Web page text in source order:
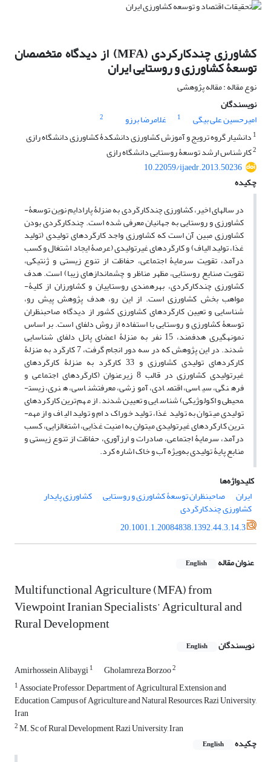
کشاورزی چندکارکردی (MFA) از دیدگاه متخصصان
توسعۀ کشاورزی و روستایی ایران
نوع مقاله : مقاله پژوهشی
نویسندگان
امیرحسین علی بیگی
1 غلامرضا برزو
2
1 دانشیار گروه ترویج و آموزش کشاورزی دانشکدۀ کشاورزی دانشگاه رازی
2کارشناس ارشد توسعۀ روستایی دانشگاه رازی
10.22059/ijaedr.2013.50236
چکیده
در سال­های اخیر، کشاورزی چندکارکَردی به منزلۀ پارادایم نوین توسعۀ­
کشاورزی و روستایی به جهانیان معرفی شده است. چندکارکَردی­ بودن
کشاورزی مبین آن است که کشاورزی واجد کارکَردهای تولیدی (تولید
غذا، تولید الیاف) و کارکَردهای غیرتولیدی (عرصۀ­ ایجاد اشتغال و کسب
درآمد، تقویت سرمایۀ­ اجتماعی، حفاظت از تنوع زیستی و ژنتیکی،
تقویت صنایع روستایی، مظهر مناظر و چشم­اندازهای زیبا) است. هدف
کشاورزی چندکارکردی، بهره­مندی روستاییان و کشاورزان از کلیۀ­
مواهب بخش کشاورزی است. از این رو، هدف پژوهش پیش رو،
شناسایی و تعیین کارکَردهای کشاورزی کشور از دیدگاه صاحبنظران
توسعۀ­ کشاورزی و روستایی با استفاده از روش دلفای است. بر اساس
نمونه­گیری هدفمند، 15 نفر به منزلۀ اعضای پانل دلفای شناسایی
شدند. در این پژوهش که در سه دور انجام گرفت، 7 کارکَرد به منزلۀ
کارکردهای تولیدی کشاورزی و 33 کارکَرد به منزلۀ کارکَردهای
غیرتولیدی کشاورزی در قالب 8 زیرعنوان (کارکَردهای اجتماعی و
فرهنگی، سیاسی، اقتصادی، آموزشی، معرفت­شناسی، هنری، زیست­
محیطی و اکولوژیکی) شناسایی و تعیین شدند. از مهم‌ترین کارکردهای
تولیدی می­توان به تولید غذا، تولید خوراک دام و تولید الیاف و از مهم­
ترین کارکردهای غیرتولیدی می­توان به امنیت غذایی، اشتغالزایی، کسب
درآمد، سرمایۀ اجتماعی، صادرات و ارزآوری، حفاظت از تنوع زیستی و
منابع پایۀ­ تولیدی به‌ویژه آب و خاک اشاره کرد.
کلیدواژه‌ها
ایران
صاحبنظران توسعۀ‌ کشاورزی و روستایی کشاورزی پایدار
کشاورزی چندکارکَردی
20.1001.1.20084838.1392.44.3.14.3
عنوان مقاله English
Multifunctional Agriculture (MFA) from
Viewpoint Iranian Specialists’ Agricultural and
Rural Development
نویسندگان English
Amirhossein Alibaygi1 Gholamreza Borzoo2
1Associate Professor, Department of Agricultural Extension and
Education, Campus of Agriculture and Natural Resources, Razi University,
Iran
2M. Sc of Rural Development, Razi University, Iran
چکیده
English